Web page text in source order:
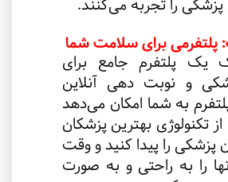
را تجربه می‌کنند.
برای سلامت شما
یک پلتفرم جامع برای
و نوبت دهی آنلاین
به شما امکان می‌دهد
از تکنولوژی بهترین پزشکان
را پیدا کنید و وقت
را به راحتی و به صورت